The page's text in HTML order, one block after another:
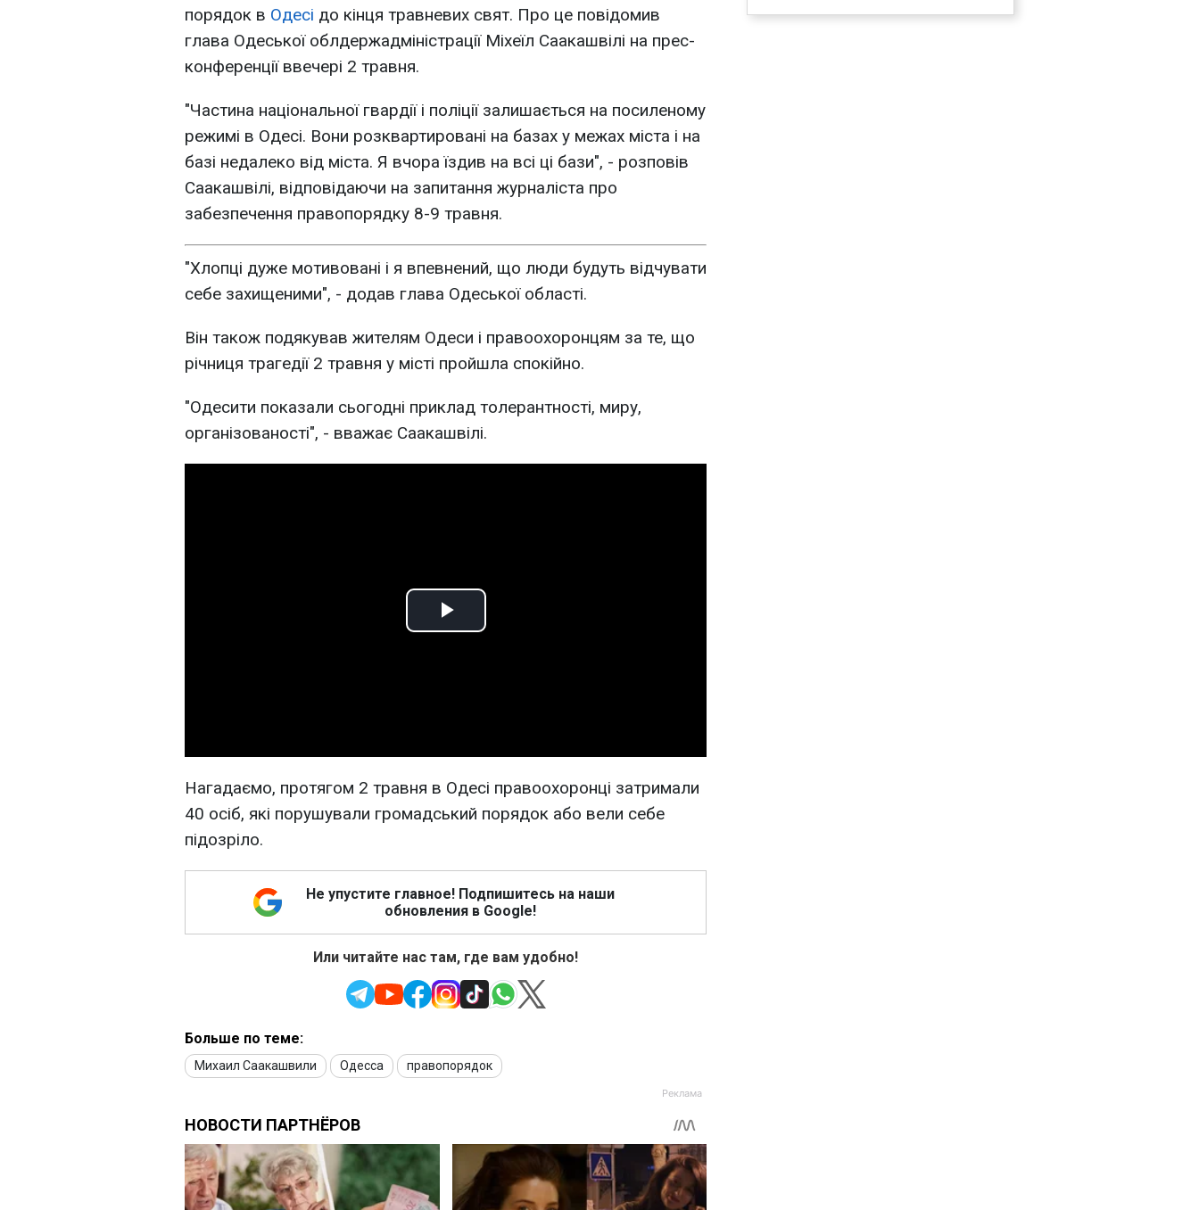
порядок в Одесі до кінця травневих свят. Про це повідомив
глава Одеської облдержадміністрації Міхеїл Саакашвілі на прес-
конференції ввечері 2 травня.
"Частина національної гвардії і поліції залишається на посиленому
режимі в Одесі. Вони розквартировані на базах у межах міста і на
базі недалеко від міста. Я вчора їздив на всі ці бази", - розповів
Саакашвілі, відповідаючи на запитання журналіста про
забезпечення правопорядку 8-9 травня.
"Хлопці дуже мотивовані і я впевнений, що люди будуть відчувати
себе захищеними", - додав глава Одеської області.
Він також подякував жителям Одеси і правоохоронцям за те, що
річниця трагедії 2 травня у місті пройшла спокійно.
"Одесити показали сьогодні приклад толерантності, миру,
організованості", - вважає Саакашвілі.
Play
Нагадаємо, протягом 2 травня в Одесі правоохоронці затримали
40 осіб, які порушували громадський порядок або вели себе
підозріло.
Не упустите главное! Подпишитесь на наши
обновления в Google!
Или читайте нас там, где вам удобно!
Больше по теме:
Михаил Саакашвили Одесса правопорядок